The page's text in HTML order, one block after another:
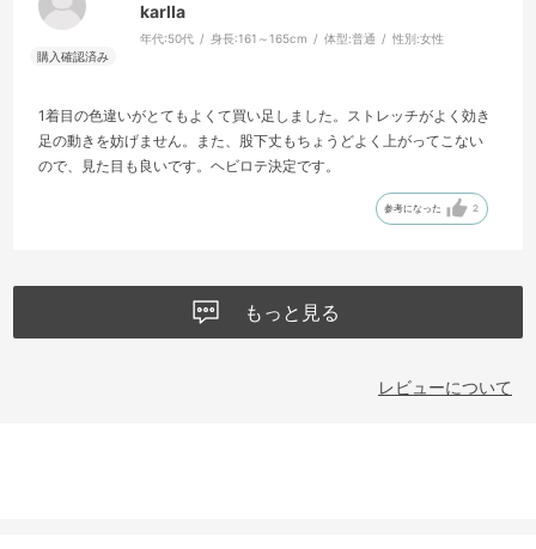
karlla
年代:50代 身長:161～165cm 体型:普通 性別:女性
1着目の色違いがとてもよくて買い足しました。ストレッチがよく効き
足の動きを妨げません。また、股下丈もちょうどよく上がってこない
ので、見た目も良いです。ヘビロテ決定です。
参考になった 2
もっと見る
レビューについて